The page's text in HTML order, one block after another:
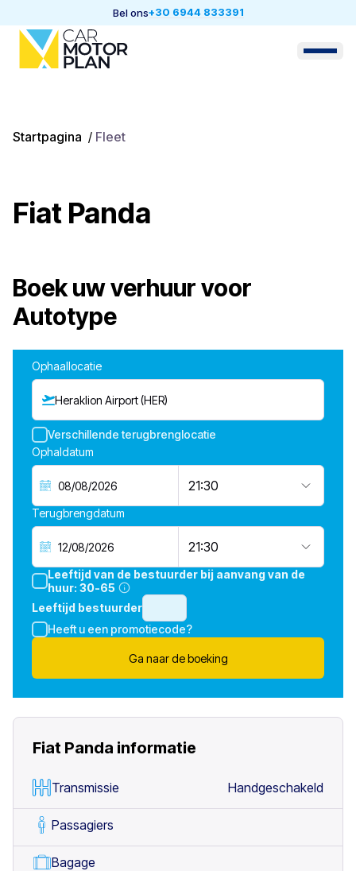
Bel ons+30 6944 833391
Startpagina / Fleet
Fiat Panda
Boek uw verhuur voor
Autotype
Ophaallocatie
Heraklion Airport (HER)
Verschillende terugbrenglocatie
Ophaldatum
21:30
Terugbrengdatum
21:30
Leeftijd van de bestuurder bij aanvang van de
huur: 30-65
Leeftijd bestuurder
Heeft u een promotiecode?
Ga naar de boeking
Fiat Panda informatie
Transmissie Handgeschakeld
Passagiers
Bagage